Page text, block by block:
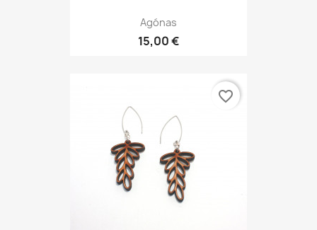
Agónas
15,00 €
favorite_border